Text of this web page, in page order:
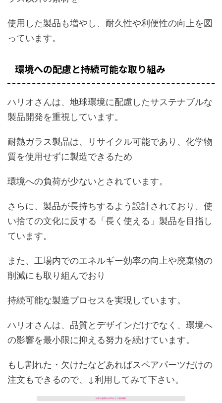
使用した製品も増やし、耐久性や利便性の向上を図
っています。
環境への配慮と持続可能な取り組み
ハリオさんは、地球環境に配慮したサステナブルな
製品開発を重視しています。
耐熱ガラス製品は、リサイクル可能であり、化学物
質を使用せずに製造できるため
環境への負荷が少ないとされています。
さらに、製品が長持ちするよう設計されており、使
い捨ての文化に反する「長く使える」製品を目指し
ています。
また、工場内でのエネルギー効率の向上や廃棄物の
削減にも取り組んでおり
持続可能な製造プロセスを実現しています。
ハリオさんは、品質とデザインだけでなく、環境へ
の影響を最小限に抑える努力を続けています。
もし割れた・欠けたなどあればスペアパーツだけの
注文もできるので、↓利用してみて下さい。